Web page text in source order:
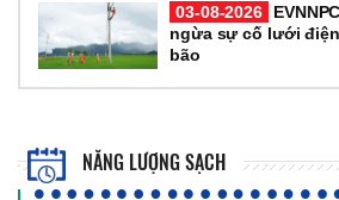
03-08-2026
ngừa sự cố lưới
bão
NĂNG LƯỢNG SẠCH